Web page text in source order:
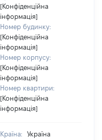
[Конфіденційна
інформація]
Номер будинку:
[Конфіденційна
інформація]
Номер корпусу:
[Конфіденційна
інформація]
Номер квартири:
[Конфіденційна
інформація]
Країна:
Україна